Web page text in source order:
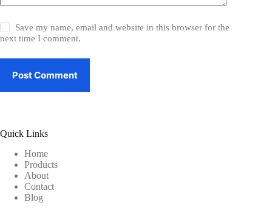
Save my name, email and website in this browser for the
next time I comment.
Post Comment
Quick Links
Home
Products
About
Contact
Blog